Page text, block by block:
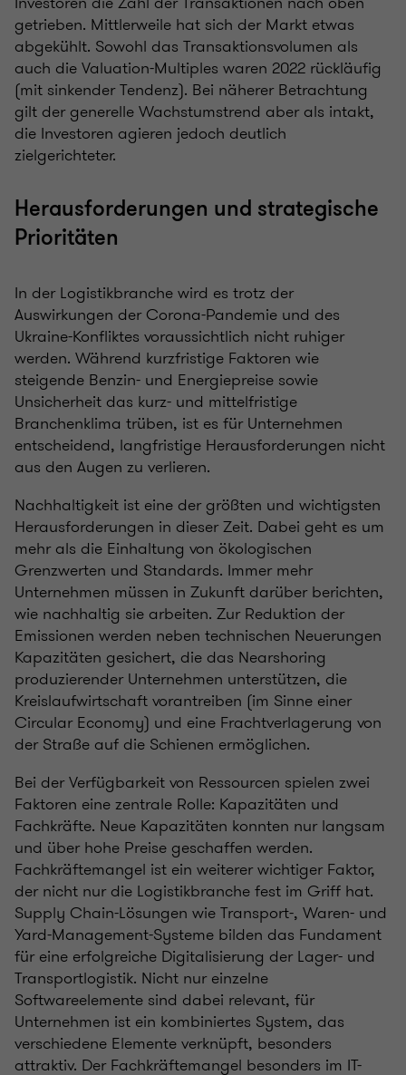
getrieben. Mittlerweile hat sich der Markt etwas
abgekühlt. Sowohl das Transaktionsvolumen als
auch die Valuation-Multiples waren 2022 rückläufig
(mit sinkender Tendenz). Bei näherer Betrachtung
gilt der generelle Wachstumstrend aber als intakt,
die Investoren agieren jedoch deutlich
zielgerichteter.
Herausforderungen und strategische
Prioritäten
In der Logistikbranche wird es trotz der
Auswirkungen der Corona-Pandemie und des
Ukraine-Konfliktes voraussichtlich nicht ruhiger
werden. Während kurzfristige Faktoren wie
steigende Benzin- und Energiepreise sowie
Unsicherheit das kurz- und mittelfristige
Branchenklima trüben, ist es für Unternehmen
entscheidend, langfristige Herausforderungen nicht
aus den Augen zu verlieren.
Nachhaltigkeit ist eine der größten und wichtigsten
Herausforderungen in dieser Zeit. Dabei geht es um
mehr als die Einhaltung von ökologischen
Grenzwerten und Standards. Immer mehr
Unternehmen müssen in Zukunft darüber berichten,
wie nachhaltig sie arbeiten. Zur Reduktion der
Emissionen werden neben technischen Neuerungen
Kapazitäten gesichert, die das Nearshoring
produzierender Unternehmen unterstützen, die
Kreislaufwirtschaft vorantreiben (im Sinne einer
Circular Economy) und eine Frachtverlagerung von
der Straße auf die Schienen ermöglichen.
Bei der Verfügbarkeit von Ressourcen spielen zwei
Faktoren eine zentrale Rolle: Kapazitäten und
Fachkräfte. Neue Kapazitäten konnten nur langsam
und über hohe Preise geschaffen werden.
Fachkräftemangel ist ein weiterer wichtiger Faktor,
der nicht nur die Logistikbranche fest im Griff hat.
Supply Chain-Lösungen wie Transport-, Waren- und
Yard-Management-Systeme bilden das Fundament
für eine erfolgreiche Digitalisierung der Lager- und
Transportlogistik. Nicht nur einzelne
Softwareelemente sind dabei relevant, für
Unternehmen ist ein kombiniertes System, das
verschiedene Elemente verknüpft, besonders
attraktiv. Der Fachkräftemangel besonders im IT-